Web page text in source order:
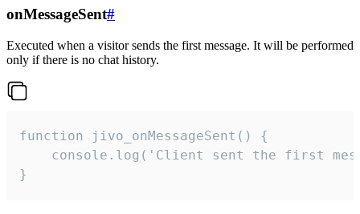
onMessageSent#
Executed when a visitor sends the first message. It will be performed
only if there is no chat history.
function jivo_onMessageSent() {
console.log('Client sent the first
}